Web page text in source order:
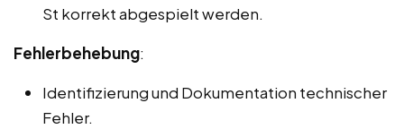
St korrekt abgespielt werden.
Fehlerbehebung:
Identifizierung und Dokumentation technischer
Fehler.